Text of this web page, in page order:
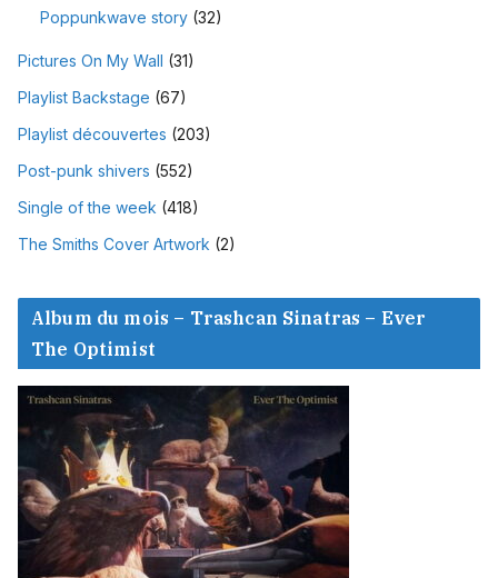
Poppunkwave story (32)
Pictures On My Wall
(31)
Playlist Backstage (67)
Playlist découvertes (203)
Post-punk shivers (552)
Single of the week (418)
The Smiths Cover Artwork (2)
Album du mois – Trashcan Sinatras – Ever
The Optimist